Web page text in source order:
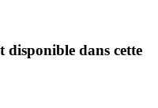
disponible dans cette